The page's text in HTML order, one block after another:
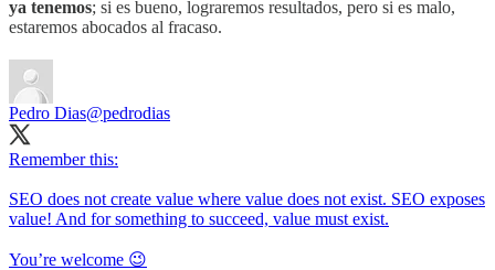
ya tenemos; si es bueno, lograremos resultados, pero si es malo,
estaremos abocados al fracaso.
Pedro Dias@pedrodias
Remember this:
SEO does not create value where value does not exist. SEO exposes
value! And for something to succeed, value must exist.
You’re welcome 😉